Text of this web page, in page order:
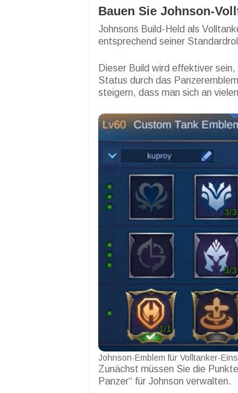
Bauen Sie Johnson-
Johnsons Build-Held als
entsprechend seiner
Dieser Build wird effektiver
Status durch das
steigern, dass man sich an
Johnson-Emblem für Volltanker-
Zunächst müssen Sie die
Panzer“ für Johnson verwalten.